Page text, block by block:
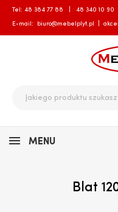
Tel: 48 384 77 88 48 340 10 90
E-mail: biuro@mebelplyt.pl
MENU
Blat